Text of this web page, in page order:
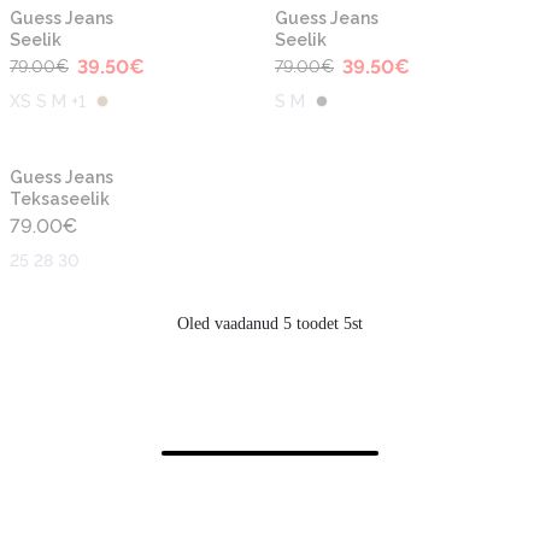
-50%
Guess Jeans
Seelik
79.00€ 39.50€
XS S M +1
-50%
Guess Jeans
Seelik
79.00€ 39.50€
S M
Guess Jeans
Teksaseelik
79.00€
25 28 30
Oled vaadanud 5 toodet 5st